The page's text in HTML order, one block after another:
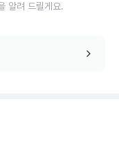
알려 드릴게요.